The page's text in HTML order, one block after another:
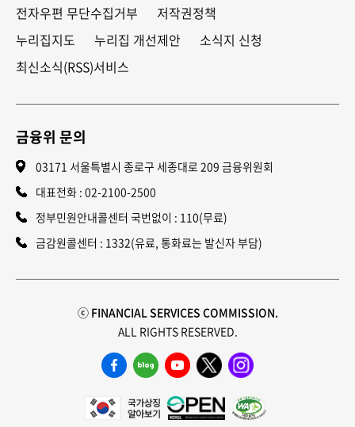
전자우편 무단수집거부
저작권정책
누리집지도
누리집 개선제안
소식지 신청
최신소식(RSS)서비스
금융위 문의
03171 서울특별시 종로구 세종대로 209 금융위원회
대표전화 : 02-2100-2500
정부민원안내콜센터 국번없이 : 110(무료)
금감원콜센터 : 1332(유료, 통화료는 발신자 부담)
ⓒ FINANCIAL SERVICES COMMISSION.
ALL RIGHTS RESERVED.